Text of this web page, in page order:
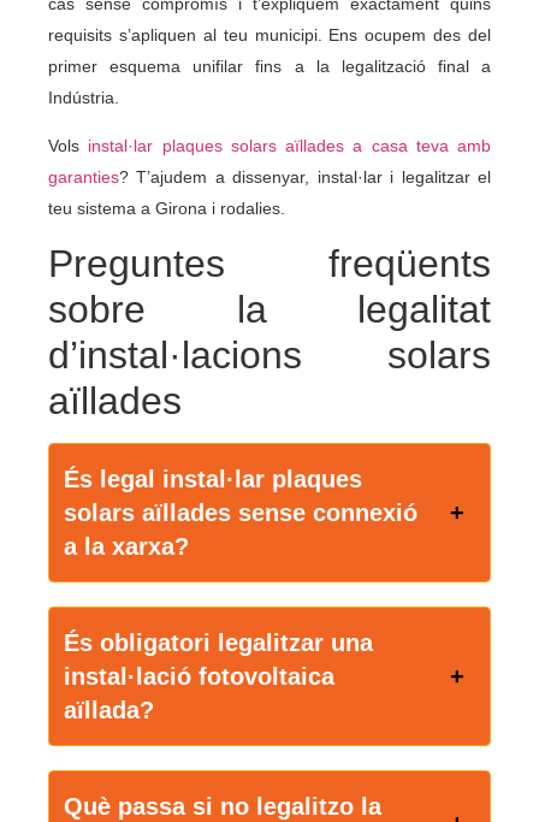
requisits s’apliquen al teu municipi. Ens ocupem des del
primer esquema unifilar fins a la legalització final a
Indústria.
Vols instal·lar plaques solars aïllades a casa teva amb
garanties? T’ajudem a dissenyar, instal·lar i legalitzar el
teu sistema a Girona i rodalies.
Preguntes freqüents
sobre la legalitat
d’instal·lacions solars
aïllades
És legal instal·lar plaques
solars aïllades sense connexió
a la xarxa?
És obligatori legalitzar una
instal·lació fotovoltaica
aïllada?
Què passa si no legalitzo la